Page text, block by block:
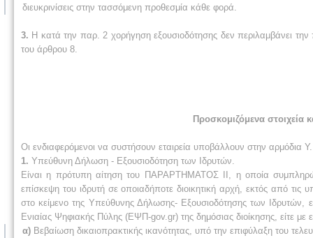
διευκρινίσεις στην τασσόμενη προθεσμία κάθε φορά.
3. Η κατά την παρ. 2 χορήγηση εξουσιοδότησης δεν περιλαμβάνει
του άρθρου 8.
Προσκομιζόμενα στοιχεία
Οι ενδιαφερόμενοι να συστήσουν εταιρεία υποβάλλουν στην αρμόδια
1. Υπεύθυνη Δήλωση - Εξουσιοδότηση των Ιδρυτών.
Είναι η πρότυπη αίτηση του ΠΑΡΑΡΤΗΜΑΤΟΣ II, η οποία
επίσκεψη του ιδρυτή σε οποιαδήποτε διοικητική αρχή, εκτός από
στο κείμενο της Υπεύθυνης Δήλωσης- Εξουσιοδότησης των Ιδρυτών,
Ενιαίας Ψηφιακής Πύλης (ΕΨΠ-gov.gr) της δημόσιας διοίκησης, είτε
α) Βεβαίωση δικαιοπρακτικής ικανότητας, υπό την επιφύλαξη του